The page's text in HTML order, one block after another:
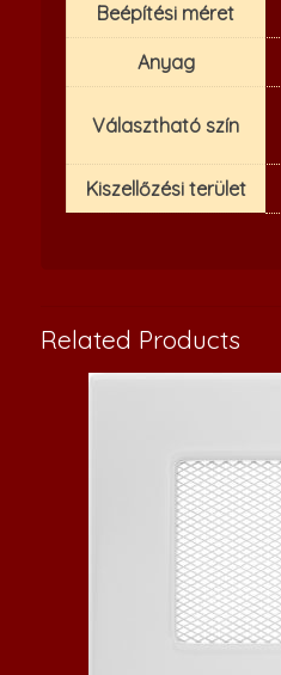
Beépítési méret
Anyag
Választható szín
Kiszellőzési terület
Related Products